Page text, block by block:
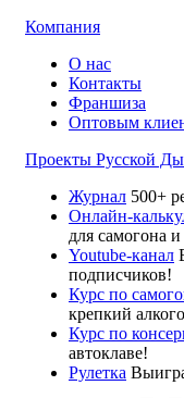
Компания
О нас
Контакты
Франшиза
Оптовым
Проекты Русской
Журнал 500+
Онлайн-
для самогона
Youtube-канал
подписчиков!
Курс по
крепкий
Курс по
автоклаве!
Рулетка